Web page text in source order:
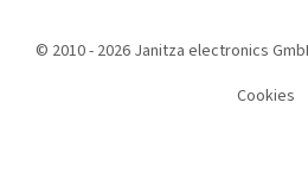
© 2010 - 2026 Janitza electronics
Cookies